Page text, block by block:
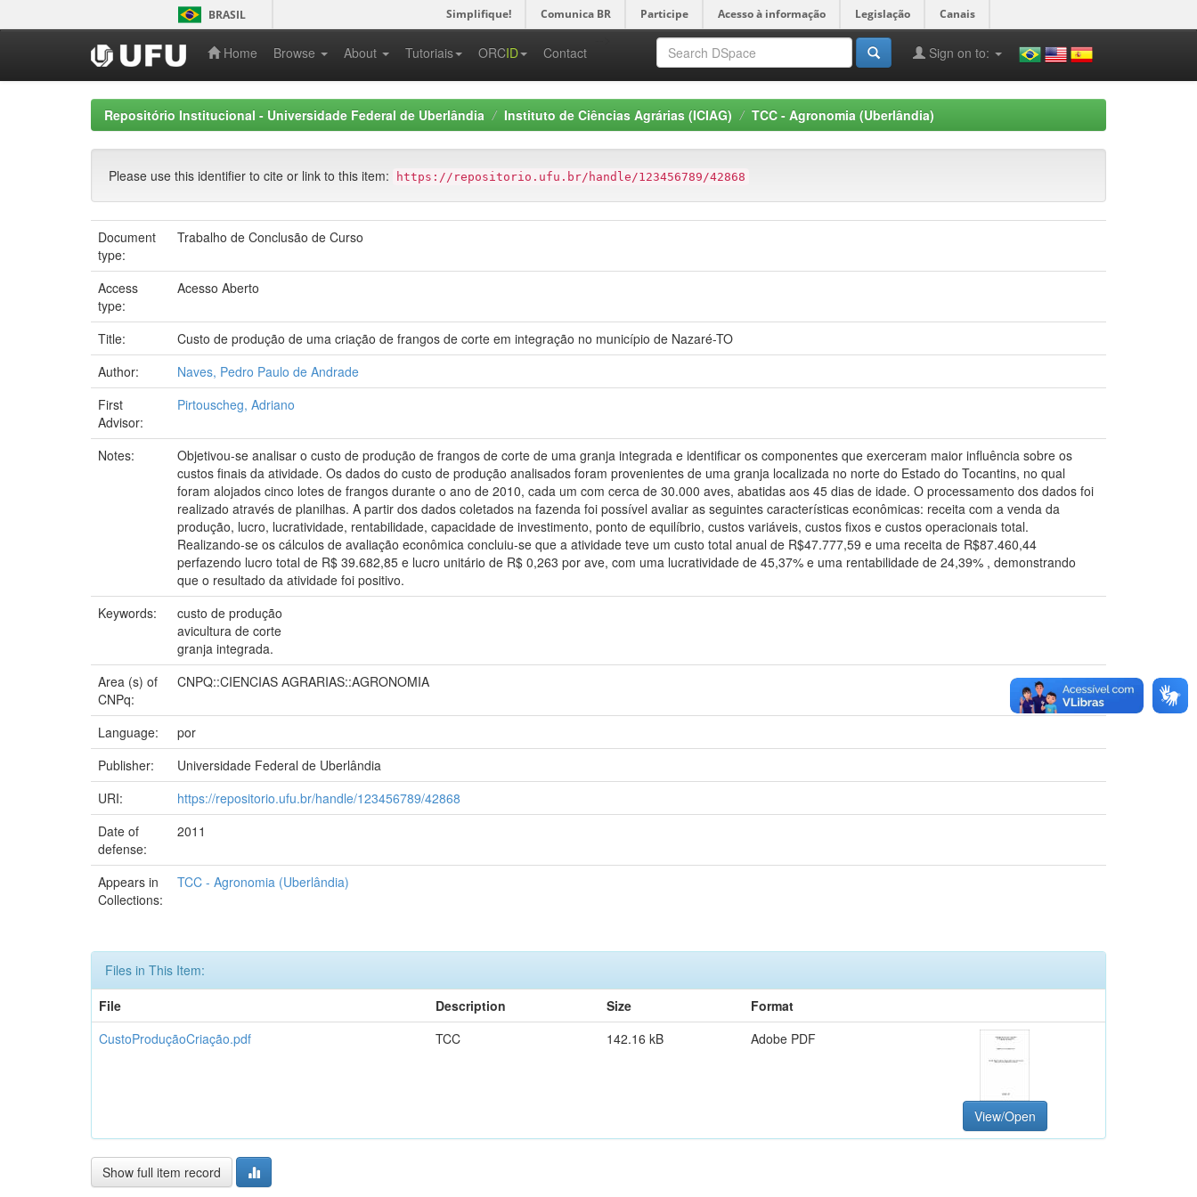
navigation
BRASIL Simplifique! Comunica BR Participe Acesso à informação Legislação Canais
Home Browse About Tutoriais ORCID Contact Sign on to:
Repositório Institucional - Universidade Federal de Uberlândia Instituto de Ciências Agrárias (ICIAG) TCC - Agronomia (Uberlândia)
Please use this identifier to cite or link to this item: https://repositorio.ufu.br/handle/123456789/42868
Document
type:
Trabalho de Conclusão de Curso
Access
type:
Acesso Aberto
Title:
Custo de produção de uma criação de frangos de corte em integração no município de Nazaré-TO
Author:
Naves, Pedro Paulo de Andrade
First
Advisor:
Pirtouscheg, Adriano
Notes:
Objetivou-se analisar o custo de produção de frangos de corte de uma granja integrada e identificar os componentes que exerceram maior influência sobre os
custos finais da atividade. Os dados do custo de produção analisados foram provenientes de uma granja localizada no norte do Estado do Tocantins, no qual
foram alojados cinco lotes de frangos durante o ano de 2010, cada um com cerca de 30.000 aves, abatidas aos 45 dias de idade. O processamento dos dados foi
realizado através de planilhas. A partir dos dados coletados na fazenda foi possível avaliar as seguintes características econômicas: receita com a venda da
produção, lucro, lucratividade, rentabilidade, capacidade de investimento, ponto de equilíbrio, custos variáveis, custos fixos e custos operacionais total.
Realizando-se os cálculos de avaliação econômica concluiu-se que a atividade teve um custo total anual de R$47.777,59 e uma receita de R$87.460,44
perfazendo lucro total de R$ 39.682,85 e lucro unitário de R$ 0,263 por ave, com uma lucratividade de 45,37% e uma rentabilidade de 24,39% , demonstrando
que o resultado da atividade foi positivo.
Keywords:
custo de produção
avicultura de corte
granja integrada.
Area (s) of
CNPq:
CNPQ::CIENCIAS AGRARIAS::AGRONOMIA
Language:
por
Publisher:
Universidade Federal de Uberlândia
URI:
https://repositorio.ufu.br/handle/123456789/42868
Date of
defense:
2011
Appears in
Collections:
TCC - Agronomia (Uberlândia)
Files in This Item:
File
Description Size
Format
CustoProduçãoCriação.pdf
TCC 142.16 kB Adobe PDF
View/Open
Show full item record